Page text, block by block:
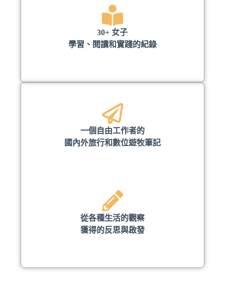
30+ 女子
學習、閱讀和實踐的紀錄
一個自由工作者的
國內外旅行和數位遊牧筆記
從各種生活的觀察
獲得的反思與啟發